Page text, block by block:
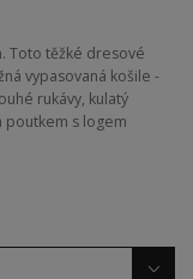
Toto těžké dresové
vypasovaná košile -
rukávy, kulatý
poutkem s logem